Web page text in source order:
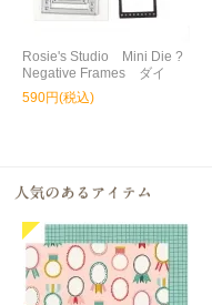
Rosie's Studio Mini Die ?
Negative Frames ダイ
590円(税込)